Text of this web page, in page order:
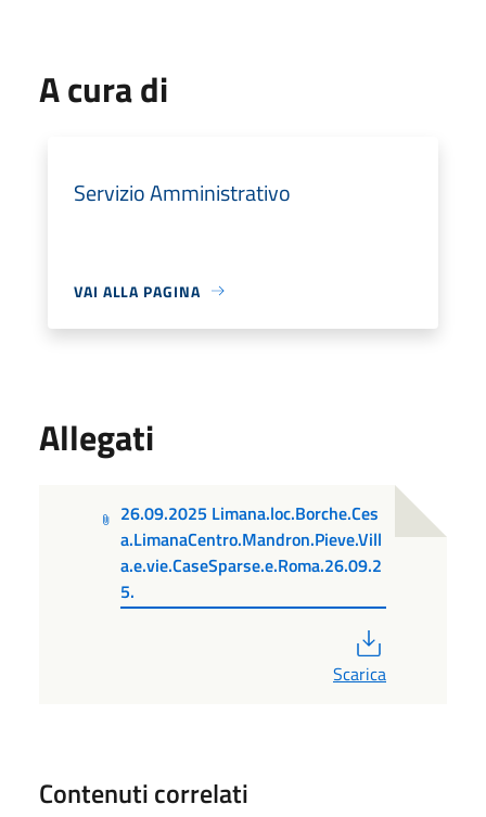
A cura di
Servizio Amministrativo
VAI ALLA PAGINA
Allegati
26.09.2025 Limana.loc.Borche.Ces
a.LimanaCentro.Mandron.Pieve.Vill
a.e.vie.CaseSparse.e.Roma.26.09.2
5.
Scarica
Contenuti correlati